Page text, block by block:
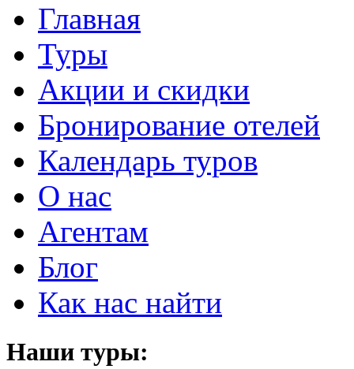
Главная
Туры
Акции и скидки
Бронирование отелей
Календарь туров
О нас
Агентам
Блог
Как нас найти
Наши туры: